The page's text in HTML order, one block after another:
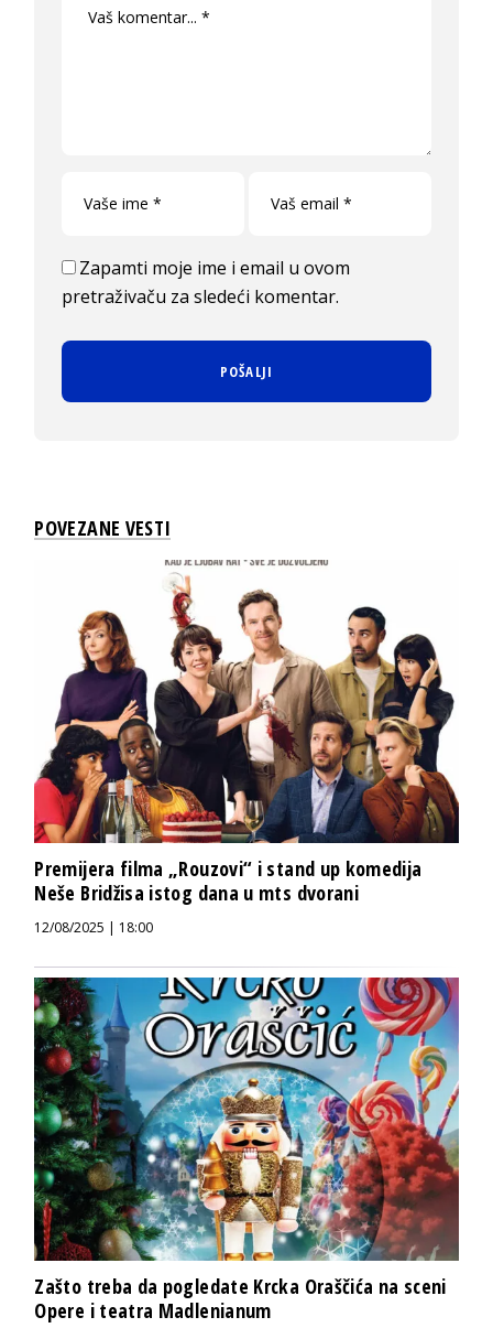
Zapamti moje ime i email u ovom
pretraživaču za sledeći komentar.
POVEZANE VESTI
Premijera filma „Rouzovi“ i stand up komedija
Neše Bridžisa istog dana u mts dvorani
12/08/2025 | 18:00
Zašto treba da pogledate Krcka Oraščića na sceni
Opere i teatra Madlenianum